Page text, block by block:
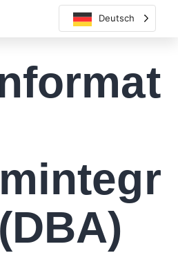
Deutsch